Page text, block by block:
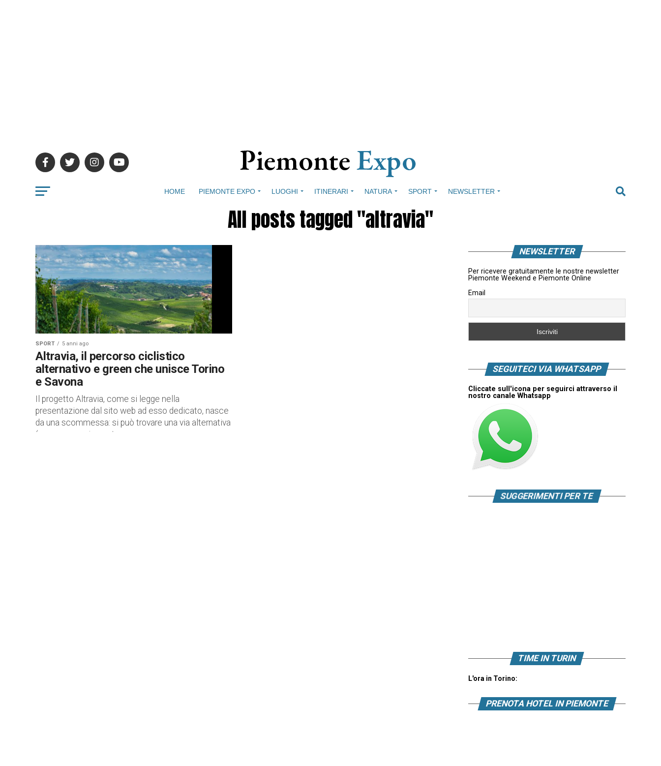
HOME PIEMONTE EXPO LUOGHI ITINERARI NATURA SPORT NEWSLETTER
All posts tagged "altravia"
SPORT 5 anni ago
Altravia, il percorso ciclistico
alternativo e green che unisce Torino
e Savona
Il progetto Altravia, come si legge nella
presentazione dal sito web ad esso dedicato, nasce
da una scommessa: si può trovare una via alternativa
(non necessariamente...
NEWSLETTER
Per ricevere gratuitamente le nostre newsletter
Piemonte Weekend e Piemonte Online
Email
SEGUITECI VIA WHATSAPP
Cliccate sull'icona per seguirci attraverso il
nostro canale Whatsapp
SUGGERIMENTI PER TE
TIME IN TURIN
L'ora in Torino:
PRENOTA HOTEL IN PIEMONTE